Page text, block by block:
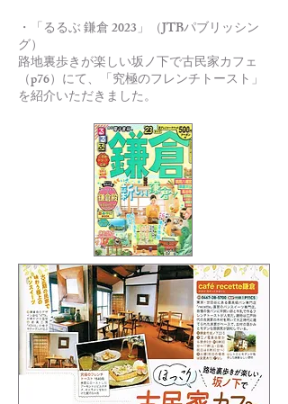
・「るるぶ 鎌倉 2023」（JTBパブリッシン
グ）
路地裏歩きが楽しい坂ノ下で古民家カフェ
（p76）にて、「究極のフレンチトースト」
を紹介いただきました。